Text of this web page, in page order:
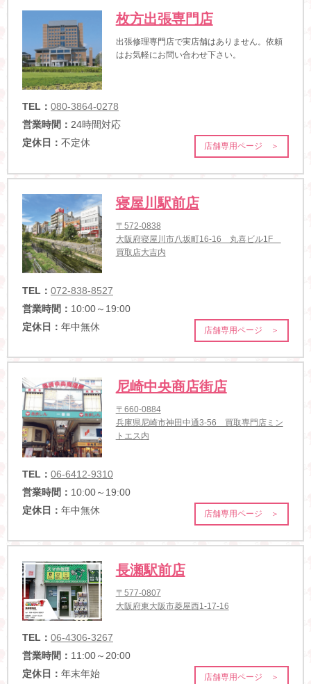
枚方出張専門店
出張修理専門店で実店舗はありません。依頼
はお気軽にお問い合わせ下さい。
TEL： 080-3864-0278
営業時間： 24時間対応
定休日： 不定休 店舗専用ページ ＞
寝屋川駅前店
〒572-0838
大阪府寝屋川市八坂町16-16 丸喜ビル1F
買取店大吉内
TEL： 072-838-8527
営業時間： 10:00～19:00
定休日： 年中無休 店舗専用ページ ＞
尼崎中央商店街店
〒660-0884
兵庫県尼崎市神田中通3-56 買取専門店ミン
トエス内
TEL： 06-6412-9310
営業時間： 10:00～19:00
定休日： 年中無休 店舗専用ページ ＞
長瀬駅前店
〒577-0807
大阪府東大阪市菱屋西1-17-16
TEL： 06-4306-3267
営業時間： 11:00～20:00
定休日： 年末年始 店舗専用ページ ＞